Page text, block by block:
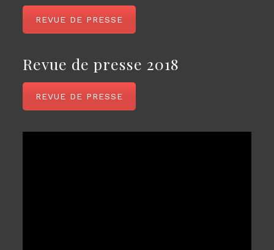
REVUE DE PRESSE
Revue de presse 2018
REVUE DE PRESSE